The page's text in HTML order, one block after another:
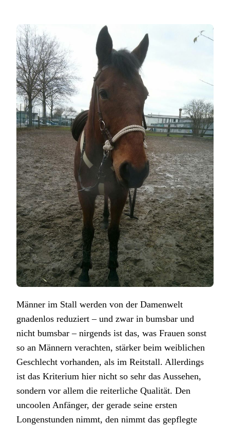
Männer im Stall werden von der Damenwelt
gnadenlos reduziert – und zwar in bumsbar und
nicht bumsbar – nirgends ist das, was Frauen sonst
so an Männern verachten, stärker beim weiblichen
Geschlecht vorhanden, als im Reitstall. Allerdings
ist das Kriterium hier nicht so sehr das Aussehen,
sondern vor allem die reiterliche Qualität. Den
uncoolen Anfänger, der gerade seine ersten
Longenstunden nimmt, den nimmt das gepflegte